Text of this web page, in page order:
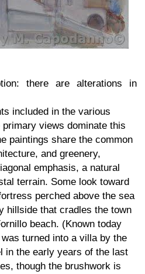
there are alterations in
included in the various
views dominate this
paintings share the common
and greenery,
emphasis, a natural
terrain. Some look toward
perched above the sea
hillside that cradles the town
beach. (Known today
turned into a villa by the
in the early years of the last
though the brushwork is